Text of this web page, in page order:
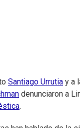
Santiago Urrutia y a
denunciaron a
.